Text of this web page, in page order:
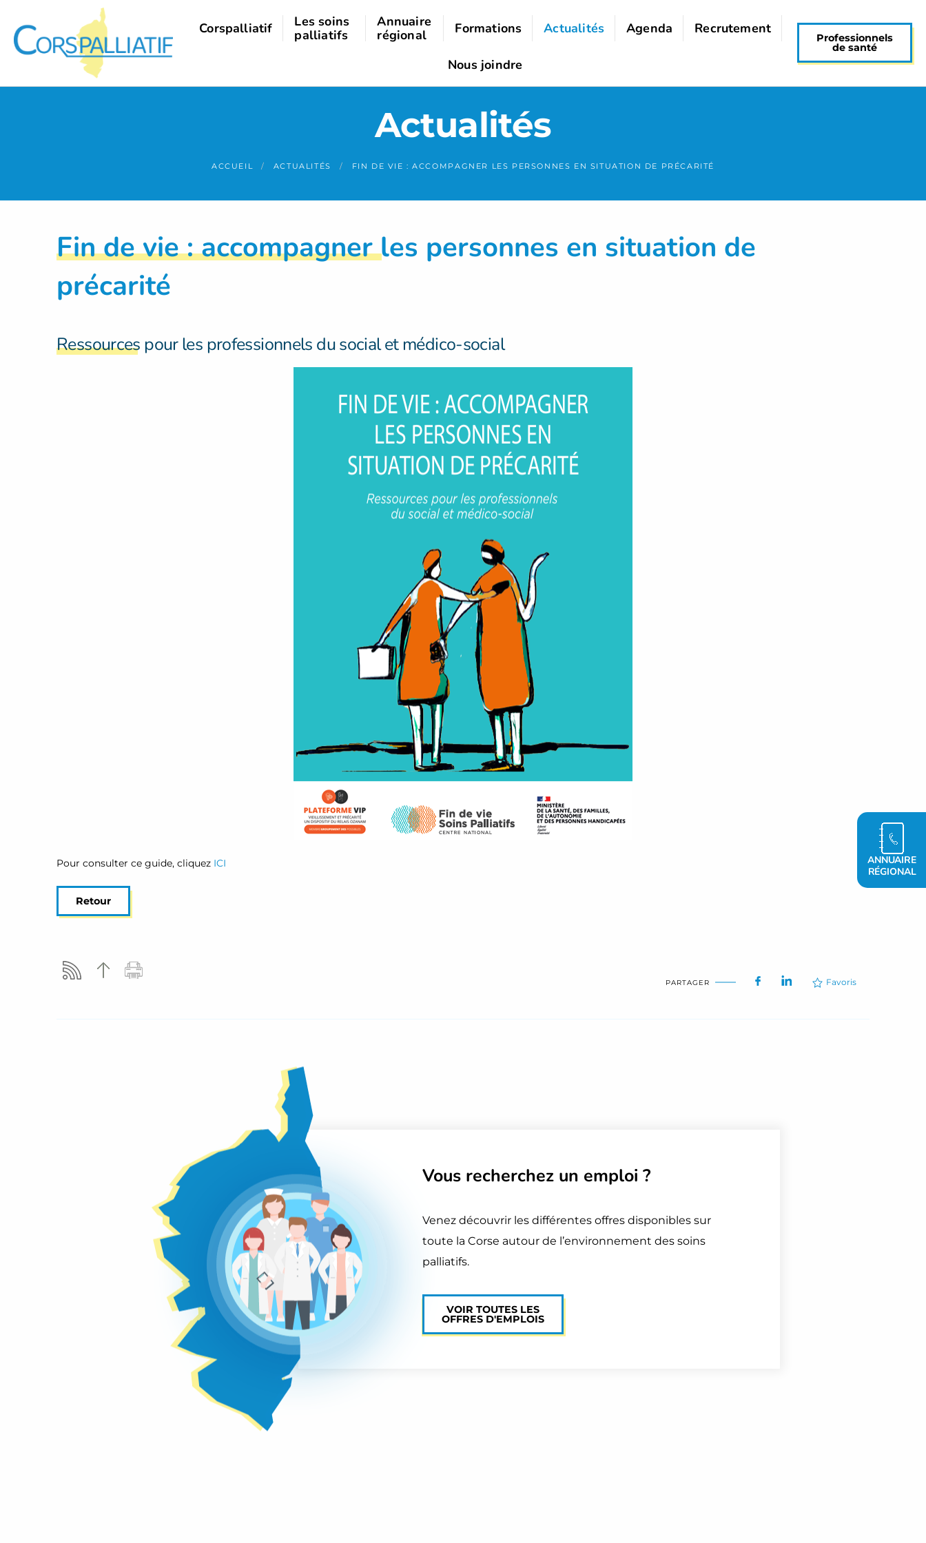
Corspalliatif
Les soins
palliatifs
Annuaire
régional
Formations Actualités Agenda Recrutement
Nous joindre
Professionnels
de santé
ANNUAIRE
RÉGIONAL
Actualités
ACCUEIL ACTUALITÉS FIN DE VIE : ACCOMPAGNER LES PERSONNES EN SITUATION DE PRÉCARITÉ
Fin de vie : accompagner les personnes en situation de
précarité
Ressources pour les professionnels du social et médico-social
Pour consulter ce guide, cliquez ICI
Retour
PARTAGER Favoris
Vous recherchezun emploi ?
Venez découvrir les différentes offres disponibles sur
toute la Corse autour de l’environnement des soins
palliatifs.
VOIR TOUTES LES
OFFRES D'EMPLOIS
Panneau de gestion des cookies